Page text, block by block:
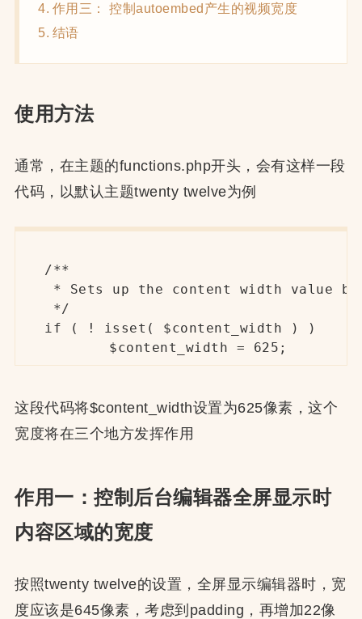
作用三： 控制autoembed产生的视频宽度
结语
使用方法
通常，在主题的functions.php开头，会有这样一段
代码，以默认主题twenty twelve为例
/**
* Sets up the content width value
*/
if ( ! isset( $content_width ) )
	$content_width = 625;
这段代码将$content_width设置为625像素，这个
宽度将在三个地方发挥作用
作用一：控制后台编辑器全屏显示时
内容区域的宽度
按照twenty twelve的设置，全屏显示编辑器时，宽
度应该是645像素，考虑到padding，再增加22像